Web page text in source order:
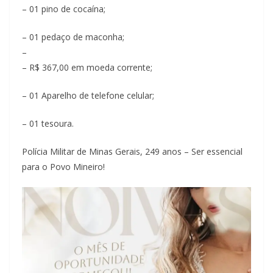
– 01 pino de cocaína;
– 01 pedaço de maconha;
–
– R$ 367,00 em moeda corrente;
– 01 Aparelho de telefone celular;
– 01 tesoura.
Polícia Militar de Minas Gerais, 249 anos – Ser essencial
para o Povo Mineiro!